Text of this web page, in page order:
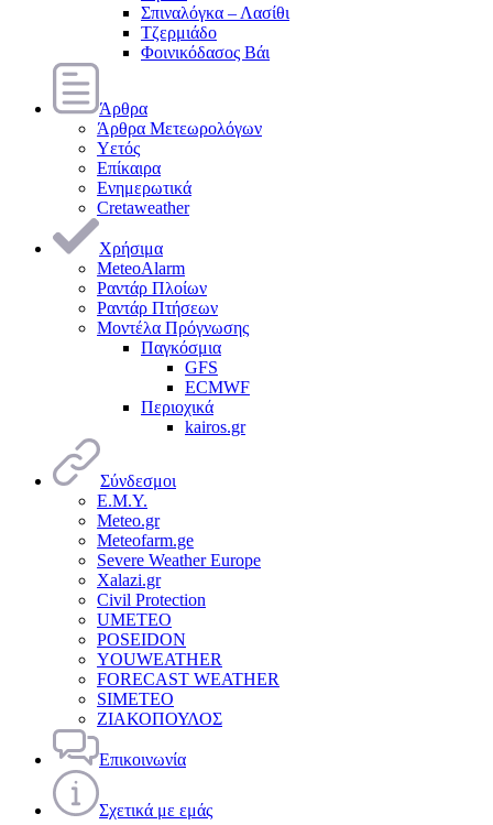
Σπιναλόγκα – Λασίθι
Τζερμιάδο
Φοινικόδασος Βάι
Άρθρα
Άρθρα Μετεωρολόγων
Υετός
Επίκαιρα
Ενημερωτικά
Cretaweather
Χρήσιμα
MeteoAlarm
Ραντάρ Πλοίων
Ραντάρ Πτήσεων
Μοντέλα Πρόγνωσης
Παγκόσμια
GFS
ECMWF
Περιοχικά
kairos.gr
Σύνδεσμοι
Ε.Μ.Υ.
Meteo.gr
Meteofarm.ge
Severe Weather Europe
Xalazi.gr
Civil Protection
UMETEO
POSEIDON
YOUWEATHER
FORECAST WEATHER
SIMETEO
ΖΙΑΚΟΠΟΥΛΟΣ
Επικοινωνία
Σχετικά με εμάς